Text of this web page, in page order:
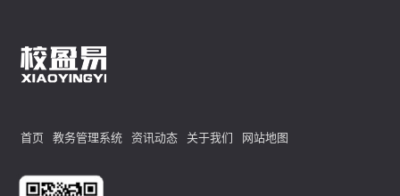
首页 教务管理系统 资讯动态 关于我们 网站地图